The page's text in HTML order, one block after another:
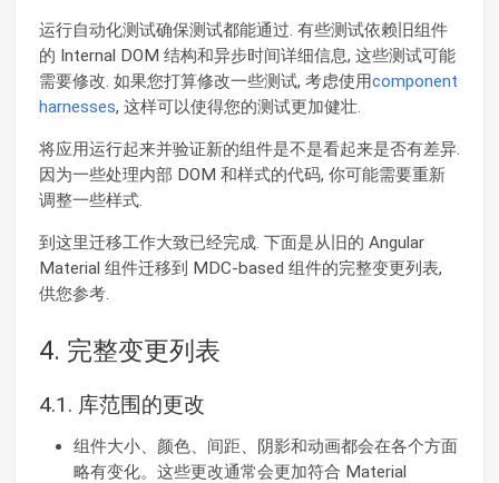
运行自动化测试确保测试都能通过. 有些测试依赖旧组件
的 Internal DOM 结构和异步时间详细信息, 这些测试可能
需要修改. 如果您打算修改一些测试, 考虑使用component
harnesses, 这样可以使得您的测试更加健壮.
将应用运行起来并验证新的组件是不是看起来是否有差异.
因为一些处理内部 DOM 和样式的代码, 你可能需要重新
调整一些样式.
到这里迁移工作大致已经完成. 下面是从旧的 Angular
Material 组件迁移到 MDC-based 组件的完整变更列表,
供您参考.
4. 完整变更列表
4.1. 库范围的更改
组件大小、颜色、间距、阴影和动画都会在各个方面
略有变化。这些更改通常会更加符合 Material